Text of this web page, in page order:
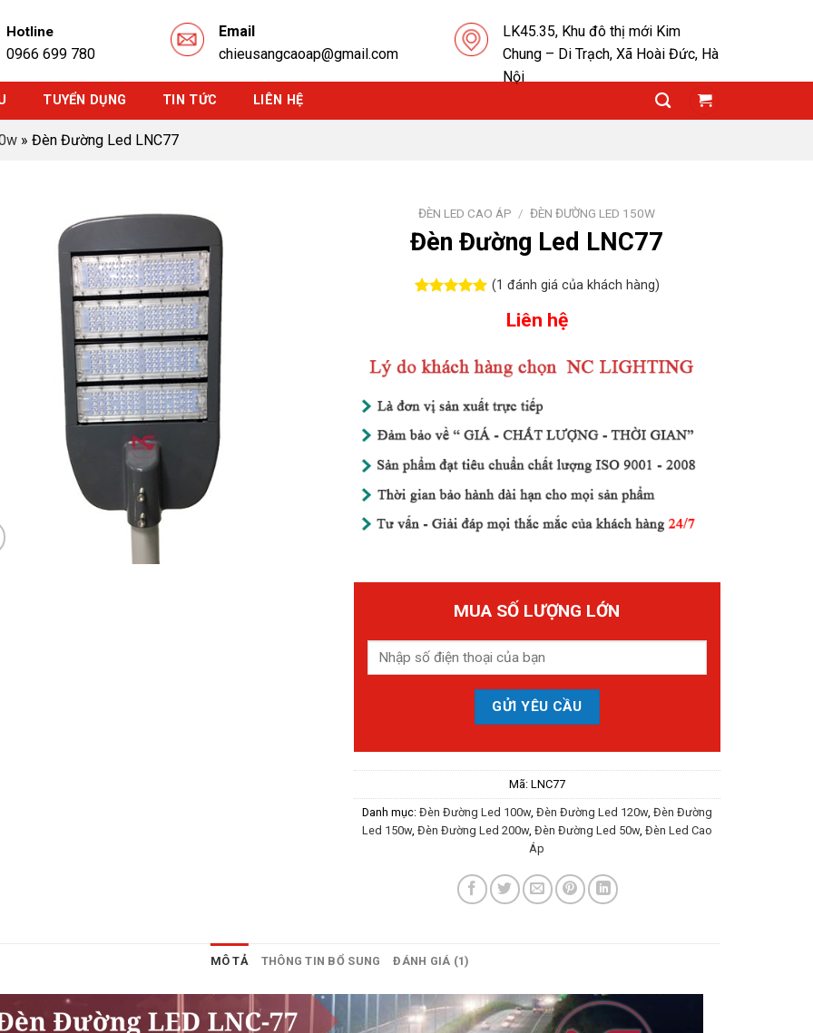
Hotline
0966 699 780
Email
chieusangcaoap@gmail.com
LK45.35, Khu đô thị mới Kim
Chung – Di Trạch, Xã Hoài Đức, Hà
Nội
TUYỂN DỤNG TIN TỨC LIÊN HỆ
» Đèn Đường Led LNC77
ĐÈN LED CAO ÁP / ĐÈN ĐƯỜNG LED 150W
Đèn Đường Led LNC77
(1 đánh giá của khách hàng)
Liên hệ
MUA SỐ LƯỢNG LỚN
Mã: LNC77
Danh mục: Đèn Đường Led 100w, Đèn Đường Led 120w, Đèn Đường
Led 150w, Đèn Đường Led 200w, Đèn Đường Led 50w, Đèn Led Cao
Áp
MÔ TẢ THÔNG TIN BỔ SUNG ĐÁNH GIÁ (1)